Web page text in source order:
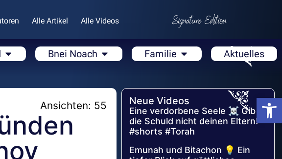
Alle Artikel Alle Videos
Bnei Noach Familie Aktuelles
Ansichten: 55 Neue Videos
Eine verdorbene Seele ☠️ Gib
die Schuld nicht deinen Eltern!
#shorts #Torah
Emunah und Bitachon 💡 Ein